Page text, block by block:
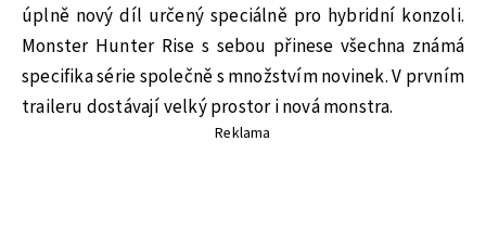
úplně nový díl určený speciálně pro hybridní konzoli.
Monster Hunter Rise s sebou přinese všechna známá
specifika série společně s množstvím novinek. V prvním
traileru dostávají velký prostor i nová monstra.
Reklama